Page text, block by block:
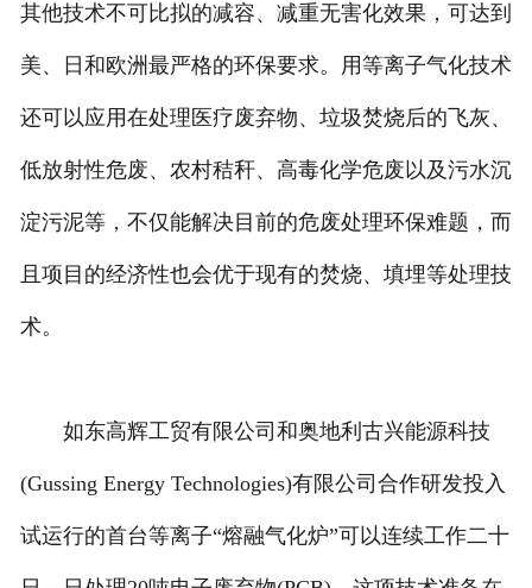
其他技术不可比拟的减容、减重无害化效果，可达到
美、日和欧洲最严格的环保要求。用等离子气化技术
还可以应用在处理医疗废弃物、垃圾焚烧后的飞灰、
低放射性危废、农村秸秆、高毒化学危废以及污水沉
淀污泥等，不仅能解决目前的危废处理环保难题，而
且项目的经济性也会优于现有的焚烧、填埋等处理技
术。
如东高辉工贸有限公司和奥地利古兴能源科技
(Gussing Energy Technologies)有限公司合作研发投入
试运行的首台等离子“熔融气化炉”可以连续工作二十